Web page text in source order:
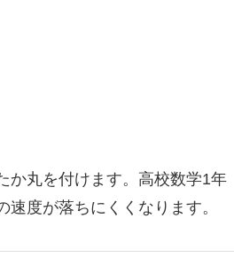
か丸を付けます。高校数学1年
度が落ちにくくなります。